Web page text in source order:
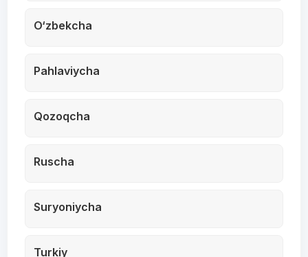
O‘zbekcha
Pahlaviycha
Qozoqcha
Ruscha
Suryoniycha
Turkiy